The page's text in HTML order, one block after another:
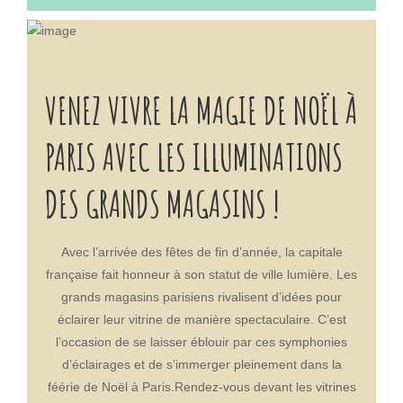
Lumière, tandis que les appartements de la résidence
répondent pleinement aux attentes des familles de
d’accueil idyllique pour les personnes en voyage
d’affaires. Les solutions d’hébergement mises à
disposition correspondent aux besoins des
professionnels qui restent à Paris durant les fêtes de
fin d’année. Les appartements sont parfaitement
insonorisés et équipés d’une connexion Wifi gratuite.
attention, utilisez le module de réservation et planifiez
votre séjour.
tenter par du saucisson d’élan et aurez dû mal à rester
insensible aux arômes que dégage le Fenalår, le gigot
ce marché de Noël pour déguster le Gløgg,
Ce rendez-vous ne s’adresse pas qu’aux gourmands,
il réserve bien d’autres surprises à quelques semaines
des fêtes de fin d’année. Des artisans y mettent en
avant leurs mailles, des bijoux ainsi que des objets
VENEZ VIVRE LA MAGIE DE NOËL À
PARIS AVEC LES ILLUMINATIONS
DES GRANDS MAGASINS !
Avec l’arrivée des fêtes de fin d’année, la capitale
française fait honneur à son statut de ville lumière. Les
grands magasins parisiens rivalisent d’idées pour
éclairer leur vitrine de manière spectaculaire. C’est
l’occasion de se laisser éblouir par ces symphonies
d’éclairages et de s’immerger pleinement dans la
féérie de Noël à Paris.Rendez-vous devant les vitrines